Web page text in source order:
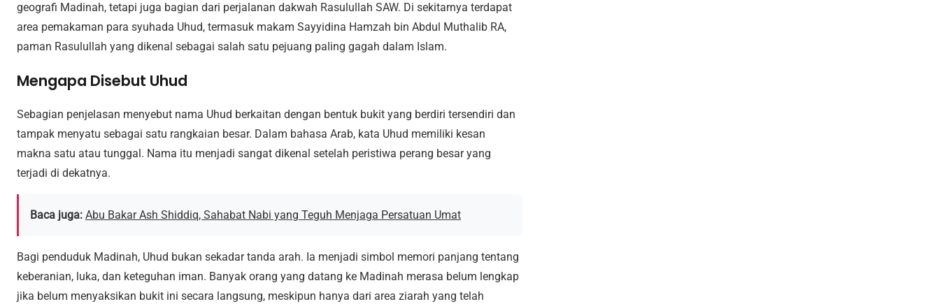
geografi Madinah, tetapi juga bagian dari perjalanan dakwah Rasulullah SAW. Di sekitarnya terdapat
area pemakaman para syuhada Uhud, termasuk makam Sayyidina Hamzah bin Abdul Muthalib RA,
paman Rasulullah yang dikenal sebagai salah satu pejuang paling gagah dalam Islam.
Mengapa Disebut Uhud
Sebagian penjelasan menyebut nama Uhud berkaitan dengan bentuk bukit yang berdiri tersendiri dan
tampak menyatu sebagai satu rangkaian besar. Dalam bahasa Arab, kata Uhud memiliki kesan
makna satu atau tunggal. Nama itu menjadi sangat dikenal setelah peristiwa perang besar yang
terjadi di dekatnya.
Baca juga: Abu Bakar Ash Shiddiq, Sahabat Nabi yang Teguh Menjaga Persatuan Umat
Bagi penduduk Madinah, Uhud bukan sekadar tanda arah. Ia menjadi simbol memori panjang tentang
keberanian, luka, dan keteguhan iman. Banyak orang yang datang ke Madinah merasa belum lengkap
jika belum menyaksikan bukit ini secara langsung, meskipun hanya dari area ziarah yang telah